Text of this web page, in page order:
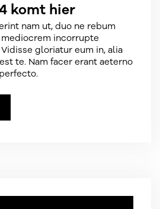
komt hier
nam ut, duo ne rebum
incorrupte
gloriatur eum in, alia
te. Nam facer erant aeterno